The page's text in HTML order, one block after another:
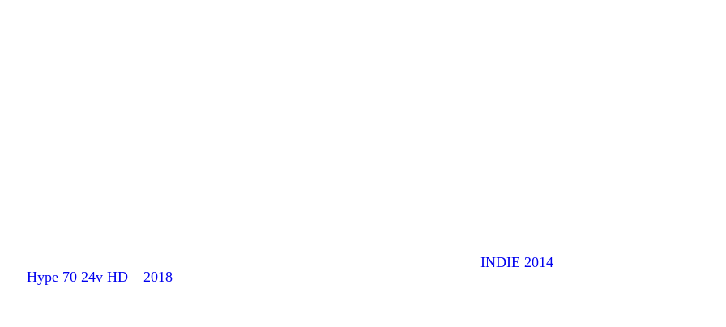
Hype 70 24v HD – 2018
INDIE 2014